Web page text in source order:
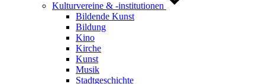
Kulturvereine & -institutionen
Bildende Kunst
Bildung
Kino
Kirche
Kunst
Musik
Stadtgeschichte